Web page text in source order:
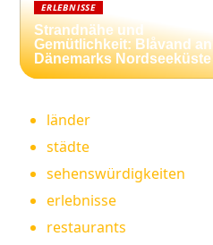
ERLEBNISSE
Strandnähe und
Gemütlichkeit: Blåvand an
Dänemarks Nordseeküste
länder
städte
sehenswürdigkeiten
erlebnisse
restaurants